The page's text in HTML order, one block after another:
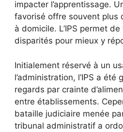
impacter l’apprentissage.
favorisé offre souvent plus
à domicile. L’IPS permet
disparités pour mieux y
Initialement réservé à un
l’administration, l’IPS a été
regards par crainte
entre établissements.
bataille judiciaire menée
tribunal administratif a